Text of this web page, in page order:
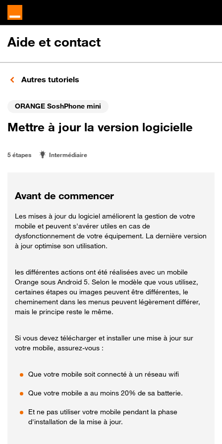
Aide et contact
Autres tutoriels
ORANGE SoshPhone mini
Mettre à jour la version logicielle
5 étapes Intermédiaire
Avant de commencer
Les mises à jour du logiciel améliorent la gestion de votre
mobile et peuvent s'avérer utiles en cas de
dysfonctionnement de votre équipement. La dernière version
à jour optimise son utilisation.
les différentes actions ont été réalisées avec un mobile
Orange sous Android 5. Selon le modèle que vous utilisez,
certaines étapes ou images peuvent être différentes, le
cheminement dans les menus peuvent légèrement différer,
mais le principe reste le même.
Si vous devez télécharger et installer une mise à jour sur
votre mobile, assurez-vous :
Que votre mobile soit connecté à un réseau wifi
Que votre mobile a au moins 20% de sa batterie.
Et ne pas utiliser votre mobile pendant la phase
d'installation de la mise à jour.